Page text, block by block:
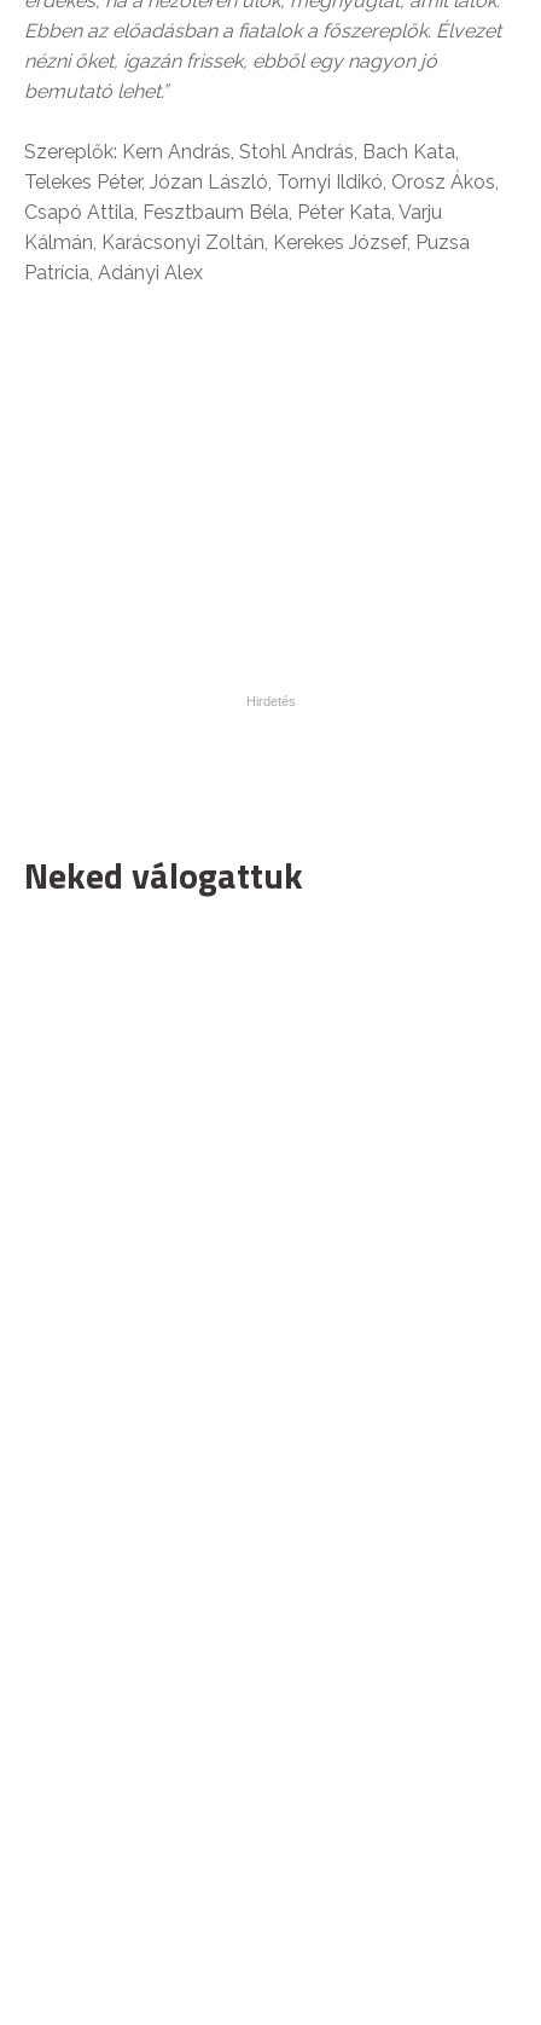
Ebben az előadásban a fiatalok a főszereplők. Élvezet
nézni őket, igazán frissek, ebből egy nagyon jó
bemutató lehet.”
Szereplők: Kern András, Stohl András, Bach Kata,
Telekes Péter, Józan László, Tornyi Ildikó, Orosz Ákos,
Csapó Attila, Fesztbaum Béla, Péter Kata, Varju
Kálmán, Karácsonyi Zoltán, Kerekes József, Puzsa
Patrícia, Adányi Alex
Neked válogattuk